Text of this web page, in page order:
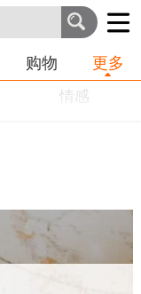
职业
购物 更多
情感